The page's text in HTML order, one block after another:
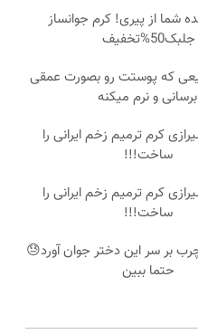
شما از پیری! کرم جوانساز
جلبک50%تخفیف
که پوستت رو بصورت عمقی
و نرم میکنه
کرم ترمیم زخم ایرانی را
ساخت!!!
کرم ترمیم زخم ایرانی را
ساخت!!!
بر سر این دختر جوان آورد😓
حتما ببین